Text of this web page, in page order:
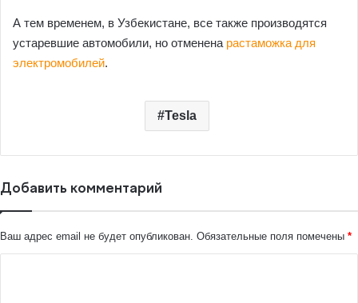
А тем временем, в Узбекистане, все также производятся
устаревшие автомобили, но отменена растаможка для
электромобилей.
Tesla
Добавить комментарий
Ваш адрес email не будет опубликован. Обязательные поля помечены *